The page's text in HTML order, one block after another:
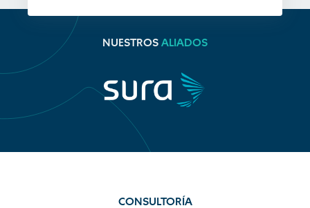
NUESTROS ALIADOS
CONSULTORÍA